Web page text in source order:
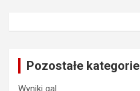
Pozostałe kategorie
Wyniki gal